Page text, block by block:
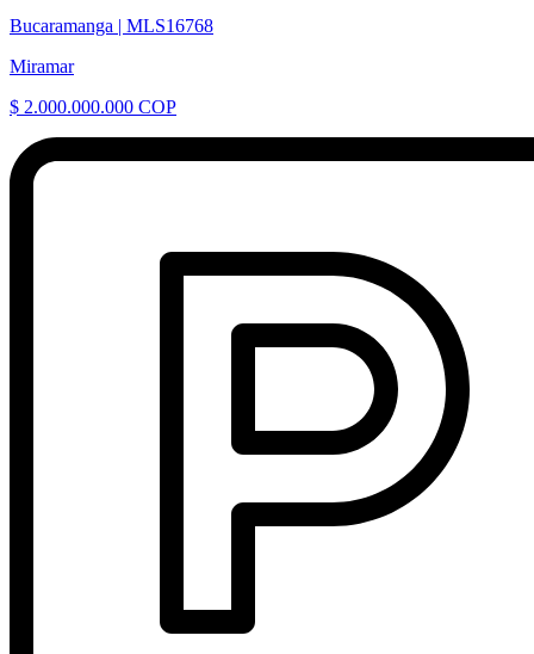
Bucaramanga | MLS16768
Miramar
$ 2.000.000.000 COP